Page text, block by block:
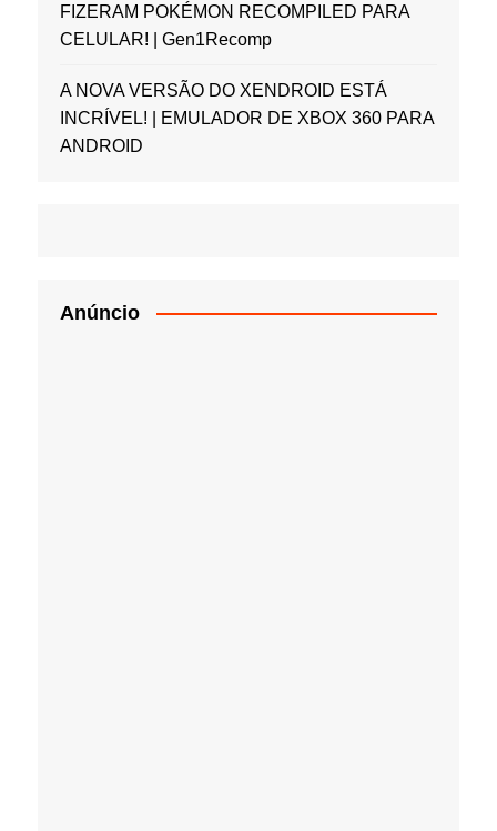
FIZERAM POKÉMON RECOMPILED PARA
CELULAR! | Gen1Recomp
A NOVA VERSÃO DO XENDROID ESTÁ
INCRÍVEL! | EMULADOR DE XBOX 360 PARA
ANDROID
Anúncio